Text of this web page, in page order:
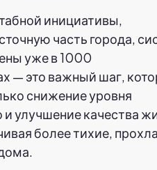
инициативы,
часть города,
уже в 1000
— это важный шаг,
снижение уровня
и улучшение качества
более тихие,